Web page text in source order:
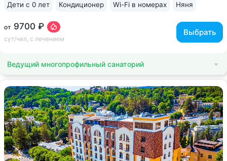
от 9700 ₽
сут/чел, с лечением
Выбрать
Дети с 0 лет Кондиционер Wi-Fi в номерах Няня
ещё 6
Ведущий многопрофильный санаторий